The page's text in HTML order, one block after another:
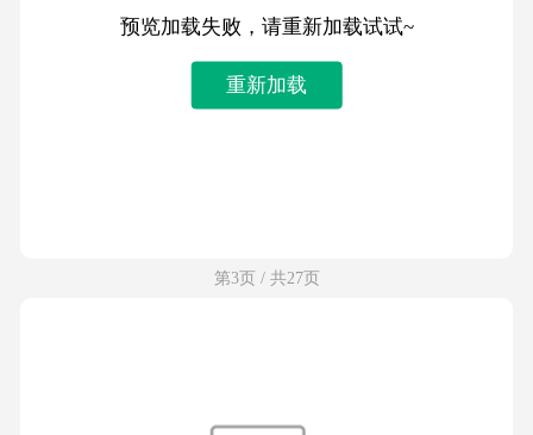
预览加载失败，请重新加载试试~
重新加载
第3页 / 共27页